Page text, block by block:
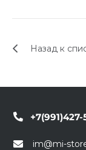
Назад к
im@mi-